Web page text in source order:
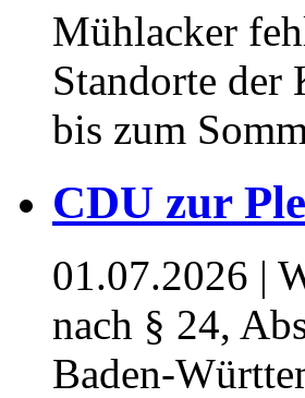
Mühlacker
Standorte der
bis zum
⁥CDU zur
01.07.2026 |
nach § 24,
Baden-